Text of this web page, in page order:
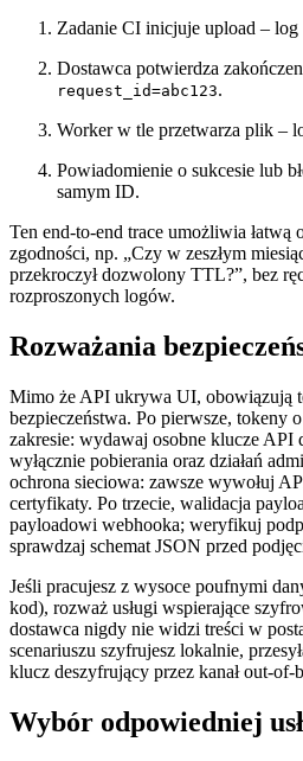
Zadanie CI inicjuje upload – log
Dostawca potwierdza
request_id=abc123.
Worker w tle przetwarza plik –
Powiadomienie o sukcesie lub
samym ID.
Ten end‑to‑end trace umożliwia
zgodności, np. „Czy w zeszłym
przekroczył dozwolony TTL?”, bez
rozproszonych logów.
Rozważania
Mimo że API ukrywa UI, obowiązują
bezpieczeństwa. Po pierwsze, tokeny
zakresie: wydawaj osobne klucze API
wyłącznie pobierania oraz działań
ochrona sieciowa: zawsze wywołuj
certyfikaty. Po trzecie, walidacja
payloadowi webhooka; weryfikuj
sprawdzaj schemat JSON przed
Jeśli pracujesz z wysoce poufnymi
kod), rozważ usługi wspierające
dostawca nigdy nie widzi treści w
scenariuszu szyfrujesz lokalnie,
klucz deszyfrujący przez kanał
Wybór odpowiedniej